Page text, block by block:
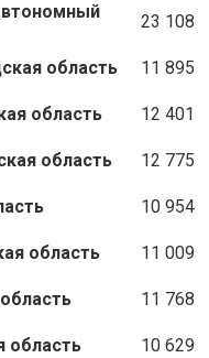
23 108
область 11 895
область 12 401
область 12 775
10 954
область 11 009
11 768
область 10 629